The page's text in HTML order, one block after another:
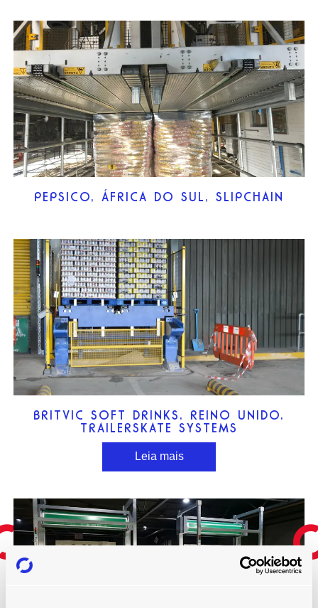
PEPSICO, ÁFRICA DO SUL, SLIPCHAIN
BRITVIC SOFT DRINKS, REINO UNIDO,
TRAILERSKATE SYSTEMS
Leia mais